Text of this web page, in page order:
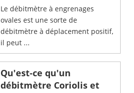
Le débitmètre à engrenages
ovales est une sorte de
débitmètre à déplacement positif,
il peut ...
Qu'est-ce qu'un
débitmètre Coriolis et